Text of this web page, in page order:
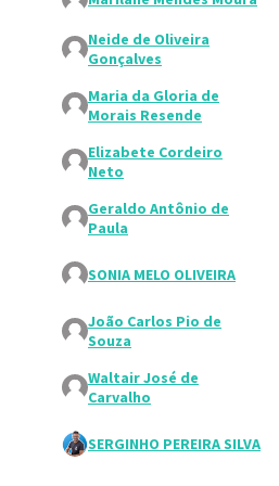
Neide de Oliveira
Gonçalves
Maria da Gloria de
Morais Resende
Elizabete Cordeiro
Neto
Geraldo Antônio de
Paula
SONIA MELO OLIVEIRA
João Carlos Pio de
Souza
Waltair José de
Carvalho
SERGINHO PEREIRA SILVA